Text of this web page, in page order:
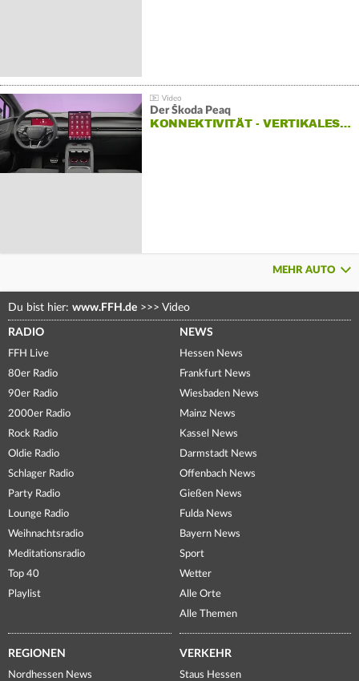
Der Škoda Peaq
KONNEKTIVITÄT - VERTIKALES…
MEHR AUTO
Du bist hier: www.FFH.de >>> Video
RADIO
FFH Live
80er Radio
90er Radio
2000er Radio
Rock Radio
Oldie Radio
Schlager Radio
Party Radio
Lounge Radio
Weihnachtsradio
Meditationsradio
Top 40
Playlist
NEWS
Hessen News
Frankfurt News
Wiesbaden News
Mainz News
Kassel News
Darmstadt News
Offenbach News
Gießen News
Fulda News
Bayern News
Sport
Wetter
Alle Orte
Alle Themen
REGIONEN
Nordhessen News
VERKEHR
Staus Hessen